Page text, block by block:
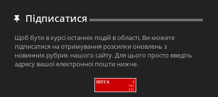
Підписатися
Щоб бути в курсі останніх подій в області, Ви можете
підписатися на отримування розсилки оновлень з
новинних рубрик нашого сайту. Для цього просто введіть
адресу вашої електронної пошти нижче.
HIT.UA
4
141
331